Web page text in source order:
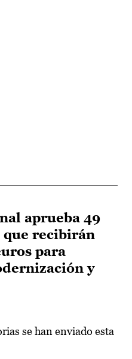
aprueba 49
que recibirán
para
y
se han enviado esta